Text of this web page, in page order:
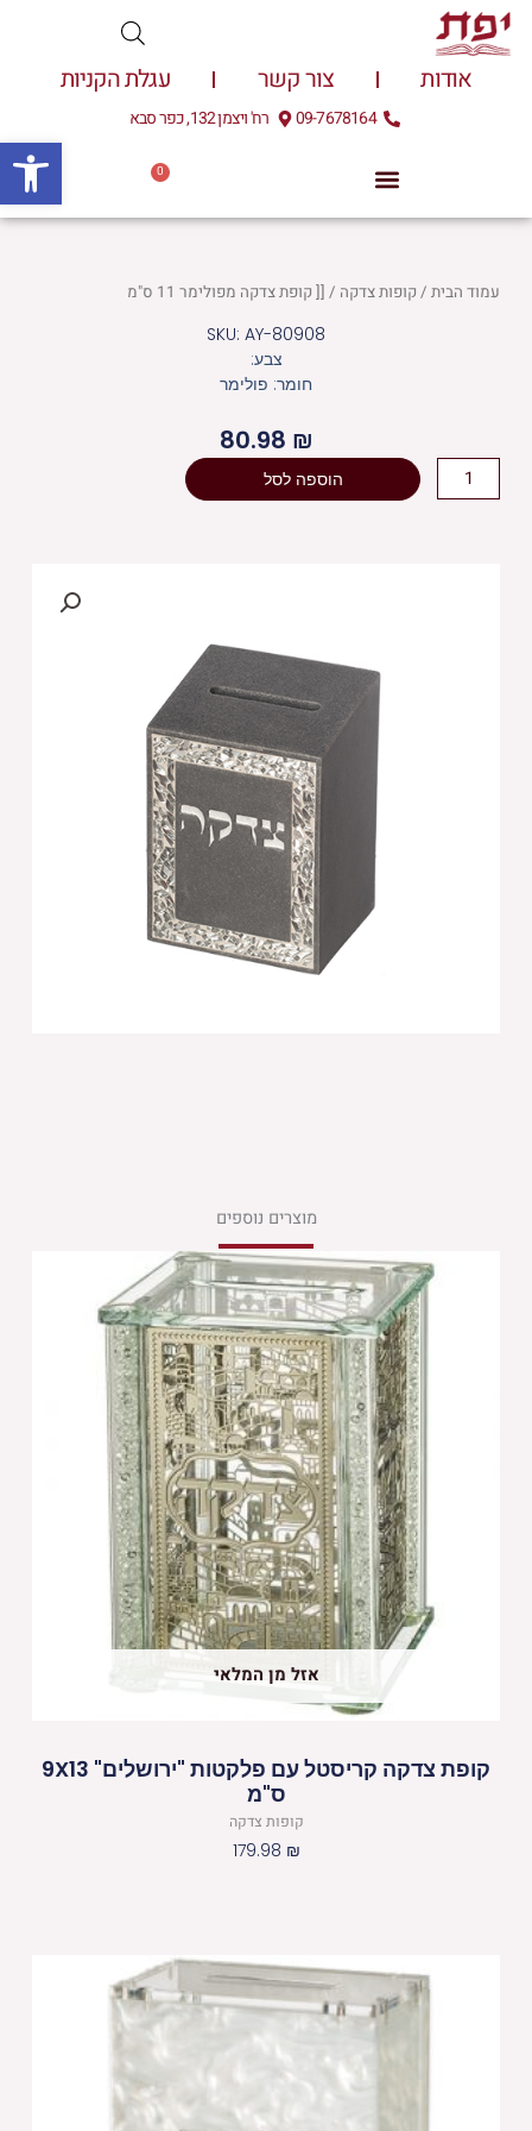
דילוג
לתוכן
אודות צור קשר עגלת הקניות
09-7678164 רח' ויצמן 132, כפר סבא
0
עגלת
עמוד הבית/ קופות צדקה / [[ קופת צדקה מפולימר 11 ס"מ
SKU: AY-80908
צבע:
חומר: פולימר
80.98 ₪
כמות
של
הוספה לסל
מוצרים נוספים
אזל מן המלאי
קופת צדקה קריסטל עם פלקטות "ירושלים" 9X13
ס"מ
קופות צדקה
179.98 ₪